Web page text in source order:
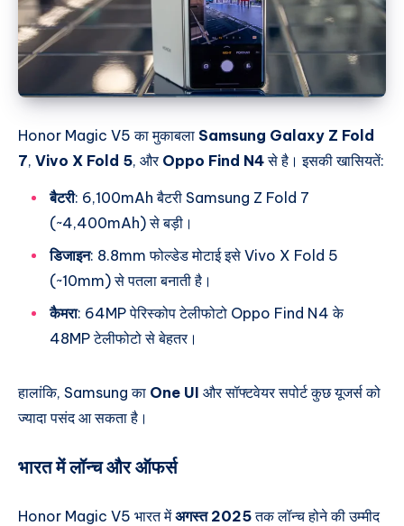
Honor Magic V5 का मुकाबला Samsung Galaxy Z Fold
7, Vivo X Fold 5, और Oppo Find N4से है। इसकी खासियतें:
बैटरी: 6,100mAh बैटरी Samsung Z Fold 7
(~4,400mAh) से बड़ी।
डिजाइन: 8.8mm फोल्डेड मोटाई इसे Vivo X Fold 5
(~10mm) से पतला बनाती है।
कैमरा: 64MP पेरिस्कोप टेलीफोटो Oppo Find N4 के
48MP टेलीफोटो से बेहतर।
हालांकि, Samsung का One UI और सॉफ्टवेयर सपोर्ट कुछ यूजर्स को
ज्यादा पसंद आ सकता है।
भारत में लॉन्च और ऑफर्स
Honor Magic V5 भारत मेंअगस्त 2025तक लॉन्च होने की उम्मीद